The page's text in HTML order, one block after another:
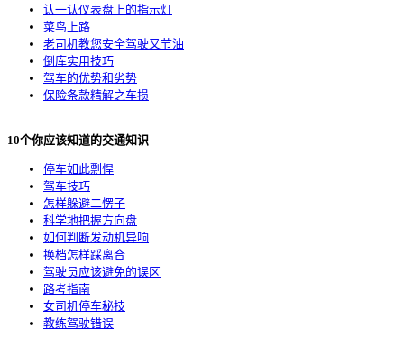
认一认仪表盘上的指示灯
菜鸟上路
老司机教您安全驾驶又节油
倒库实用技巧
驾车的优势和劣势
保险条款精解之车损
10个你应该知道的交通知识
停车如此剽悍
驾车技巧
怎样躲避二愣子
科学地把握方向盘
如何判断发动机异响
换档怎样踩离合
驾驶员应该避免的误区
路考指南
女司机停车秘技
教练驾驶错误